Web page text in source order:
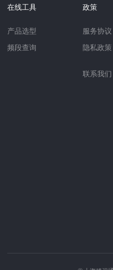
在线工具
产品选型
频段查询
政策
服务协议
隐私政策
联系我们